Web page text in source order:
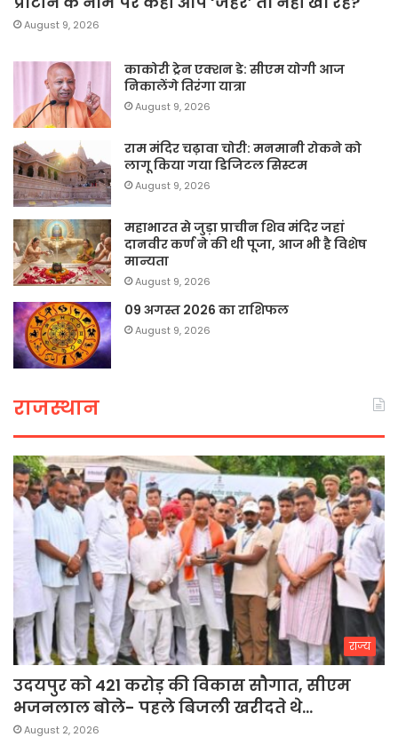
August 9, 2026
काकोरी ट्रेन एक्शन डे: सीएम योगी आज
निकालेंगे तिरंगा यात्रा
August 9, 2026
राम मंदिर चढ़ावा चोरी: मनमानी रोकने को
लागू किया गया डिजिटल सिस्टम
August 9, 2026
महाभारत से जुड़ा प्राचीन शिव मंदिर जहां
दानवीर कर्ण ने की थी पूजा, आज भी है विशेष
मान्यता
August 9, 2026
09 अगस्त 2026 का राशिफल
August 9, 2026
राजस्थान
राज्य
उदयपुर को 421 करोड़ की विकास सौगात, सीएम
भजनलाल बोले- पहले बिजली खरीदते थे…
August 2, 2026